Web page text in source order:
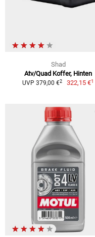
Shad
Atv/Quad Koffer, Hinten
UVP 379,00 €2 322,15 €1